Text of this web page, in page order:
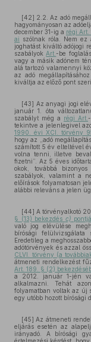
[42] 2.2. Az adó
hagyományosan az
december 31-ig a régi Art.
ai szólnak róla. Nem
joghatást kiváltó adójogi
szabályok Art.-be
vagy a másik adónem
alá tartozó valamennyi
az adó
kiváltja az előző pont
[43] Az anyagi jogi
január 1. óta
szabályt még a régi Art.
tekintve a jelenlegivel
1990. évi XCI. törvény
hogy az „adó
számított 5 év elteltével
volna tenni, illetve
fizetni”. Az 5 éves
okok, továbbá
szabályok, valamint a
előírások folyamatosan
alábbi releváns a jelen
[44] A törvényalkotó
§ (13) bekezdés c)
való jog elévülése
bírósági
Eredetileg a
adótörvények és azzal
CLVI. törvény (a
átmeneti rendelkezést
Art. 189. § (2)
a 2012. január 1-jén
alkalmazni. Tehát
folyamatban voltak az új
egy utóbb hozott bírósági
[45] Az átmeneti
eljárás esetén az
irányadó. A bírósági